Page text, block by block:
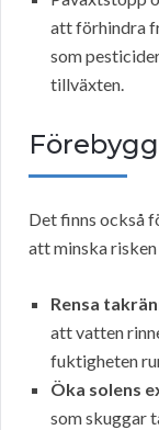
att förhindra
som
tillväxten.
Det finns också
att minska
Rensa
att vatten
fuktigheten
Öka solens
som skuggar